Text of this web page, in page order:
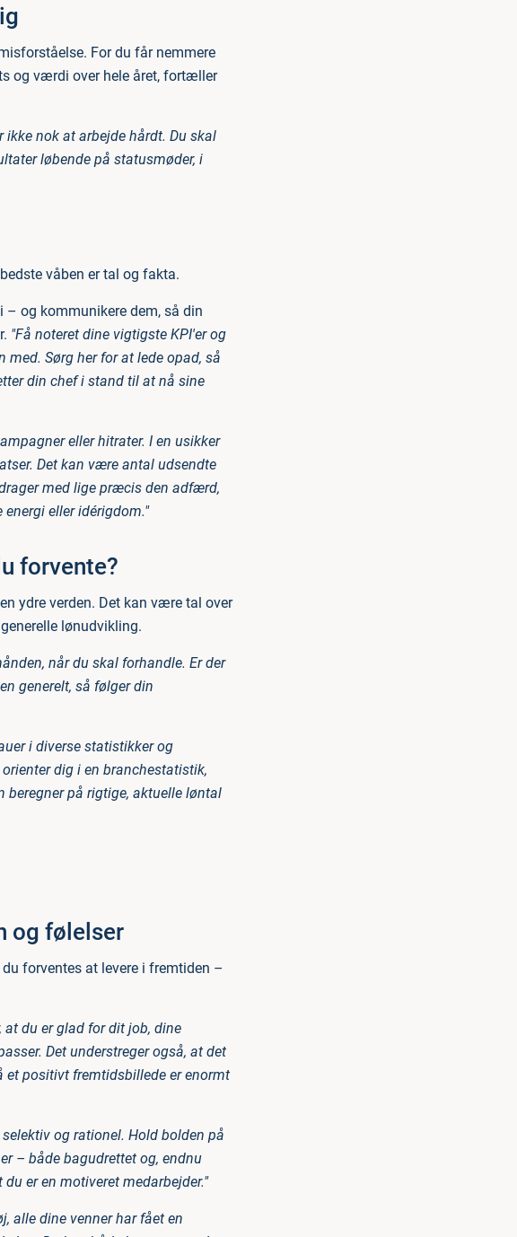
For du får nemmere
og værdi over hele året, fortæller
nok at arbejde hårdt. Du skal
løbende på statusmøder, i
våben er tal og fakta.
– og kommunikere dem, så din
"Få noteret dine vigtigste KPI'er og
Sørg her for at lede opad, så
din chef i stand til at nå sine
eller hitrater. I en usikker
Det kan være antal udsendte
med lige præcis den adfærd,
eller idérigdom."
forvente?
ydre verden. Det kan være tal over
lønudvikling.
når du skal forhandle. Er der
generelt, så følger din
i diverse statistikker og
dig i en branchestatistik,
beregner på rigtige, aktuelle løntal
og følelser
forventes at levere i fremtiden –
du er glad for dit job, dine
Det understreger også, at det
et positivt fremtidsbillede er enormt
og rationel. Hold bolden på
– både bagudrettet og, endnu
er en motiveret medarbejder."
alle dine venner har fået en